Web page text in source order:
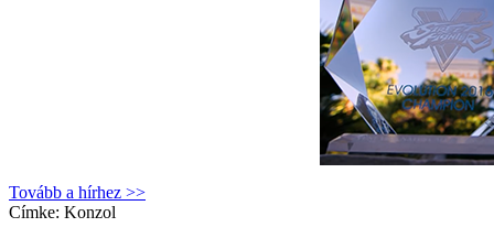
Tovább a hírhez >>
Címke: Konzol